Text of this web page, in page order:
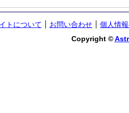
トについて お問い合わせ
個人情
Copyright ©